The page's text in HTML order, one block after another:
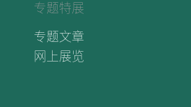
专题特展
专题文章
网上展览